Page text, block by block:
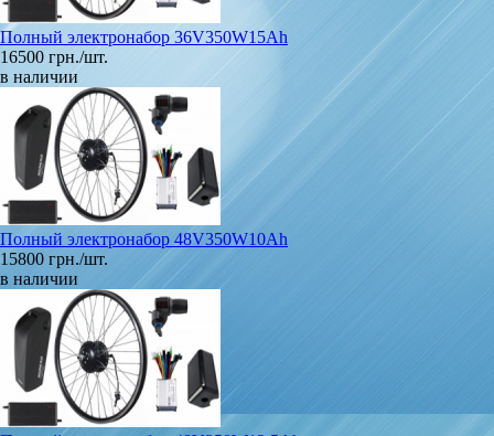
Полный электронабор 36V350W15Ah
16500 грн./шт.
в наличии
Полный электронабор 48V350W10Ah
15800 грн./шт.
в наличии